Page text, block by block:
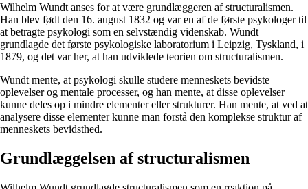
Wilhelm Wundt anses for at være grundlæggeren af structuralismen.
Han blev født den 16. august 1832 og var en af de første psykologer til
at betragte psykologi som en selvstændig videnskab. Wundt
grundlagde det første psykologiske laboratorium i Leipzig, Tyskland, i
1879, og det var her, at han udviklede teorien om structuralismen.
Wundt mente, at psykologi skulle studere menneskets bevidste
oplevelser og mentale processer, og han mente, at disse oplevelser
kunne deles op i mindre elementer eller strukturer. Han mente, at ved at
analysere disse elementer kunne man forstå den komplekse struktur af
menneskets bevidsthed.
Grundlæggelsen af structuralismen